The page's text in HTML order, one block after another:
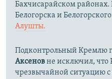
Бахчисарайском районах.
Белогорска и
Алушты.
Подконтрольный Кремлю
Аксеновне исключил, что
чрезвычайной ситуацию